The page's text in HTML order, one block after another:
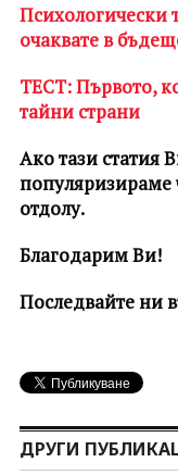
Психологически
очаквате в
ТЕСТ: Първото,
тайни страни
Ако тази статия
популяризираме
отдолу.
Благодарим Ви!
Последвайте ни
ДРУГИ